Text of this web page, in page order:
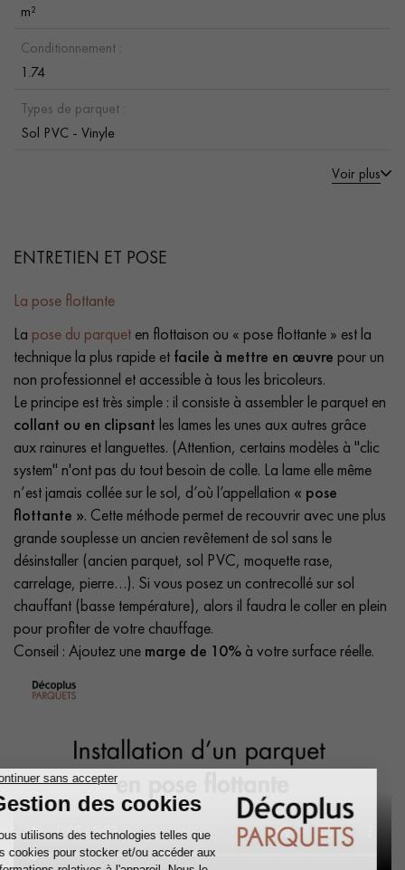
m²
Conditionnement :
1.74
Types de parquet :
Sol PVC - Vinyle
Voir plus
ENTRETIEN ET POSE
La pose flottante
La pose du parquet en flottaison ou « pose flottante » est la
technique la plus rapide et facile à mettre en œuvre pour un
non professionnel et accessible à tous les bricoleurs.
Le principe est très simple : il consiste à assembler le parquet en
collant ou en clipsant les lames les unes aux autres grâce
aux rainures et languettes. (Attention, certains modèles à "clic
system" n'ont pas du tout besoin de colle. La lame elle même
n’est jamais collée sur le sol, d’où l’appellation « pose
flottante ». Cette méthode permet de recouvrir avec une plus
grande souplesse un ancien revêtement de sol sans le
désinstaller (ancien parquet, sol PVC, moquette rase,
carrelage, pierre…). Si vous posez un contrecollé sur sol
chauffant (basse température), alors il faudra le coller en plein
pour profiter de votre chauffage.
Conseil : Ajoutez une marge de 10% à votre surface réelle.